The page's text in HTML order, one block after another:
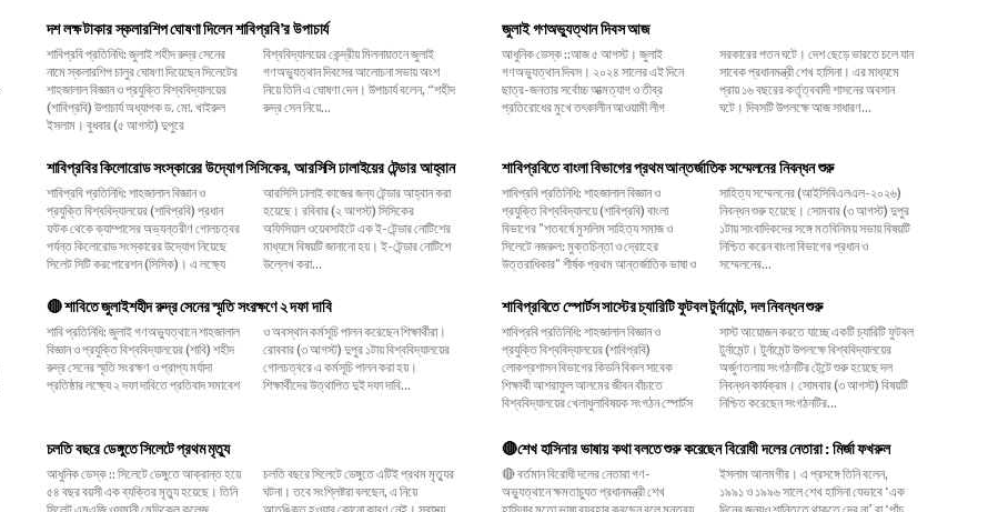
দশ লক্ষ টাকার স্কলারশিপ ঘোষণা দিলেন শাবিপ্রবি’র উপাচার্য
শাবিপ্রবি প্রতিনিধি: জুলাই শহীদ রুদ্র সেনের
নামে স্কলারশিপ চালুর ঘোষণা দিয়েছেন সিলেটের
শাহজালাল বিজ্ঞান ও প্রযুক্তি বিশ্ববিদ্যালয়ের
(শাবিপ্রবি) উপাচার্য অধ্যাপক ড. মো. খাইরুল
ইসলাম। বুধবার (৫ আগস্ট) দুপুরে
বিশ্ববিদ্যালয়ের কেন্দ্রীয় মিলনায়তনে জুলাই
গণঅভ্যুত্থান দিবসের আলোচনা সভায় অংশ
নিয়ে তিনি এ ঘোষণা দেন। উপাচার্য বলেন, ‌“শহীদ
রুদ্র সেন নিয়ে...
জুলাই গণঅভ্যুত্থান দিবস আজ
আধুনিক ডেস্ক ::আজ ৫ আগস্ট। জুলাই
গণঅভ্যুত্থান দিবস। ২০২৪ সালের এই দিনে
ছাত্র-জনতার সর্বোচ্চ আত্মত্যাগ ও তীব্র
প্রতিরোধের মুখে তৎকালীন আওয়ামী লীগ
সরকারের পতন ঘটে। দেশ ছেড়ে ভারতে চলে যান
সাবেক প্রধানমন্ত্রী শেখ হাসিনা। এর মাধ্যমে
প্রায় ১৬ বছরের কর্তৃত্ববাদী শাসনের অবসান
ঘটে। দিবসটি উপলক্ষে আজ সাধারণ...
শাবিপ্রবির কিলোরোড সংস্কারের উদ্যোগ সিসিকের, আরসিসি ঢালাইয়ের টেন্ডার আহ্বান
শাবিপ্রবি প্রতিনিধি: শাহজালাল বিজ্ঞান ও
প্রযুক্তি বিশ্ববিদ্যালয়ের (শাবিপ্রবি) প্রধান
ফটক থেকে ক্যাম্পাসের অভ্যন্তরীণ গোলচত্বর
পর্যন্ত কিলোরোড সংস্কারের উদ্যোগ নিয়েছে
সিলেট সিটি করপোরেশন (সিসিক)। এ লক্ষ্যে
আরসিসি ঢালাই কাজের জন্য টেন্ডার আহ্বান করা
হয়েছে। রবিবার (২ আগস্ট) সিসিকের
অফিসিয়াল ওয়েবসাইটে এক ই-টেন্ডার নোটিশের
মাধ্যমে বিষয়টি জানানো হয়। ই-টেন্ডার নোটিশে
উল্লেখ করা...
শাবিপ্রবিতে বাংলা বিভাগের প্রথম আন্তর্জাতিক সম্মেলনের নিবন্ধন শুরু
শাবিপ্রবি প্রতিনিধি: শাহজালাল বিজ্ঞান ও
প্রযুক্তি বিশ্ববিদ্যালয়ে (শাবিপ্রবি) বাংলা
বিভাগের "শতবর্ষে মুসলিম সাহিত্য সমাজ ও
সিলেটে নজরুল: মুক্তচিন্তা ও দ্রোহের
উত্তরাধিকার" শীর্ষক প্রথম আন্তর্জাতিক ভাষা ও
সাহিত্য সম্মেলনের (আইসিবিএলএল-২০২৬)
নিবন্ধন শুরু হয়েছে। সোমবার (৩ আগস্ট) দুপুর
১টায় সাংবাদিকদের সঙ্গে মতবিনিময় সভায় বিষয়টি
নিশ্চিত করেন বাংলা বিভাগের প্রধান ও
সম্মেলনের...
🔴 শাবিতে জুলাইশহীদ রুদ্র সেনের স্মৃতি সংরক্ষণে ২ দফা দাবি
শাবি প্রতিনিধি: জুলাই গণঅভ্যুত্থানে শাহজালাল
বিজ্ঞান ও প্রযুক্তি বিশ্ববিদ্যালয়ের (শাবি) শহীদ
রুদ্র সেনের স্মৃতি সংরক্ষণ ও প্রাপ্য মর্যাদা
প্রতিষ্ঠার লক্ষ্যে ২ দফা দাবিতে প্রতিবাদ সমাবেশ
ও অবস্থান কর্মসূচি পালন করেছেন শিক্ষার্থীরা।
রোববার (৩ আগস্ট) দুপুর ১টায় বিশ্ববিদ্যালয়ের
গোলচত্বরে এ কর্মসূচি পালন করা হয়।
শিক্ষার্থীদের উত্থাপিত দুই দফা দাবি...
শাবিপ্রবিতে স্পোর্টস সাস্টের চ্যারিটি ফুটবল টুর্নামেন্ট, দল নিবন্ধন শুরু
শাবিপ্রবি প্রতিনিধি: শাহজালাল বিজ্ঞান ও
প্রযুক্তি বিশ্ববিদ্যালয়ের (শাবিপ্রবি)
লোকপ্রশাসন বিভাগের কিডনি বিকল সাবেক
শিক্ষার্থী আশরাফুল আলমের জীবন বাঁচাতে
বিশ্ববিদ্যালয়ের খেলাধুলাবিষয়ক সংগঠন স্পোর্টস
সাস্ট আয়োজন করতে যাচ্ছে একটি চ্যারিটি ফুটবল
টুর্নামেন্ট। টুর্নামেন্ট উপলক্ষে বিশ্ববিদ্যালয়ের
অর্জুণতলায় সংগঠনটির টেন্টে শুরু হয়েছে দল
নিবন্ধন কার্যক্রম। সোমবার (৩ আগস্ট) বিষয়টি
নিশ্চিত করেছেন সংগঠনটির...
চলতি বছরে ডেঙ্গুতে সিলেটে প্রথম মৃত্যু
আধুনিক ডেস্ক :: সিলেটে ডেঙ্গুতে আক্রান্ত হয়ে
৫৪ বছর বয়সী এক ব্যক্তির মৃত্যু হয়েছে। তিনি
চলতি বছরে সিলেটে ডেঙ্গুতে এটিই প্রথম মৃত্যুর
ঘটনা। তবে সংশ্লিষ্টরা বলছেন, এ নিয়ে
🔴শেখ হাসিনার ভাষায় কথা বলতে শুরু করেছেন বিরোধী দলের নেতারা : মির্জা ফখরুল
🔴 বর্তমান বিরোধী দলের নেতারা গণ-
অভ্যুত্থানে ক্ষমতাচ্যুত প্রধানমন্ত্রী শেখ
ইসলাম আলমগীর। এ প্রসঙ্গে তিনি বলেন,
১৯৯১ ও ১৯৯৬ সালে শেখ হাসিনা যেভাবে ‘এক